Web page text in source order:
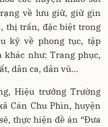
về lưu giữ, giữ gìn
thị trấn, đặc biệt trong
kỹ về phong tục, tập
khác như: Trang phục,
dân ca, dân vũ…
Hiệu trưởng Trường
Cán Chu Phìn, huyện
thực hiện đề án “Đưa